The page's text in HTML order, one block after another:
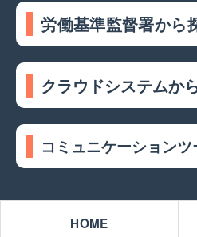
労働基準監督署から
クラウドシステムか
コミュニケーション
HOME